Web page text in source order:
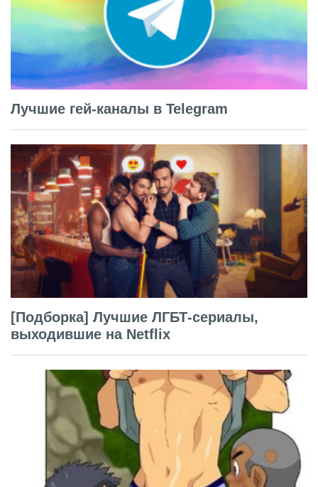
Лучшие гей-каналы в Telegram
[Подборка] Лучшие ЛГБТ-сериалы,
выходившие на Netflix